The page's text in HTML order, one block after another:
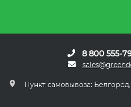
8 800 555-
Пункт самовывоза: